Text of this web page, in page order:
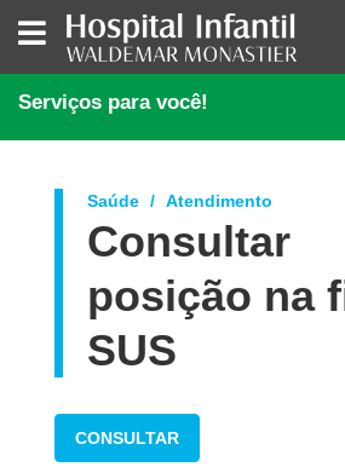
HOSPITAL
INFANTIL
WALDEMAR
MONASTIER
Serviços para você!
Saúde Atendimento
Consultar
posição na
SUS
CONSULTAR